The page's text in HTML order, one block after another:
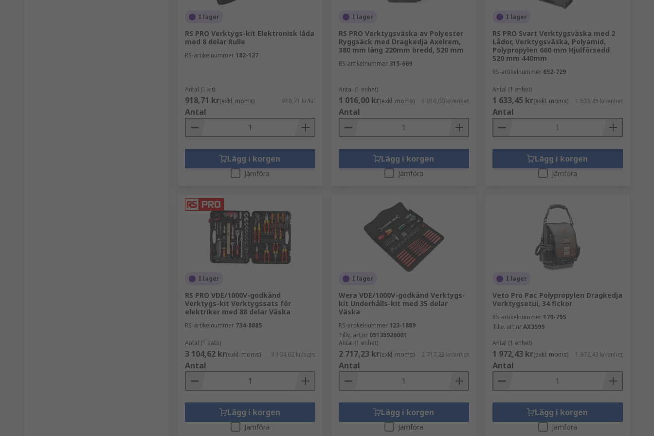
I lager
RS PRO Verktygs-kit Elektronisk låda
med 8 delar Rulle
RS-artikelnummer 182-127
Antal (1 kit)
918,71 kr(exkl. moms) 918,71 kr/kit
Antal
Lägg i korgen
Jämföra
I lager
RS PRO Verktygsväska av Polyester
Ryggsäck med Dragkedja Axelrem,
380 mm lång 220mm bredd, 520 mm
RS-artikelnummer 315-669
Antal (1 enhet)
1 016,00 kr(exkl. moms) 1 016,00 kr/enhet
Antal
Lägg i korgen
Jämföra
I lager
RS PRO Svart Verktygsväska med 2
Lådor, Verktygsväska, Polyamid,
Polypropylen 660 mm Hjulförsedd
520 mm 440mm
RS-artikelnummer 652-729
Antal (1 enhet)
1 633,45 kr(exkl. moms) 1 633,45 kr/enhet
Antal
Lägg i korgen
Jämföra
I lager
RS PRO VDE/1000V-godkänd
Verktygs-kit Verktygssats för
elektriker med 88 delar Väska
RS-artikelnummer 734-8885
Antal (1 sats)
3 104,62 kr(exkl. moms) 3 104,62 kr/sats
Antal
Lägg i korgen
Jämföra
I lager
Wera VDE/1000V-godkänd Verktygs-
kit Underhålls-kit med 35 delar
Väska
RS-artikelnummer 123-1889
Tillv. art.nr 05135926001
Antal (1 enhet)
2 717,23 kr(exkl. moms) 2 717,23 kr/enhet
Antal
Lägg i korgen
Jämföra
I lager
Veto Pro Pac Polypropylen Dragkedja
Verktygsetui, 34 fickor
RS-artikelnummer 179-795
Tillv. art.nrAX3599
Antal (1 enhet)
1 972,43 kr(exkl. moms) 1 972,43 kr/enhet
Antal
Lägg i korgen
Jämföra